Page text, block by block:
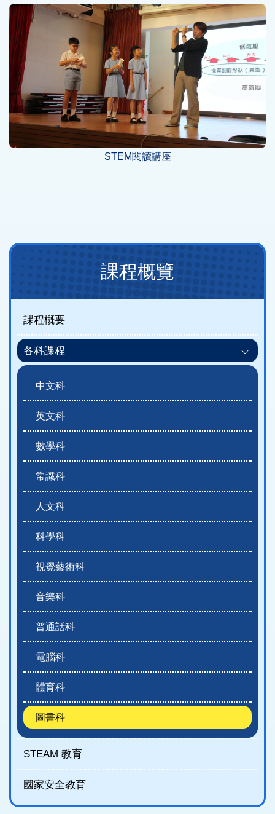
STEM閱讀講座
Main
(課
程
概
覽)
課程概覽
課程概要
各科課程
中文科
英文科
數學科
常識科
人文科
科學科
視覺藝術科
音樂科
普通話科
電腦科
體育科
圖書科
STEAM 教育
國家安全教育